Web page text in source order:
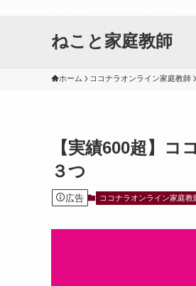
ねこと家庭教師
ホーム ココナラオンライン家庭教師
【実績600超】
３つ
広告 ココナラオンライン家庭教